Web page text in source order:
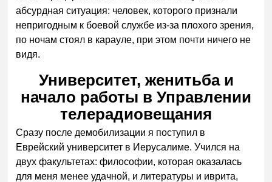
абсурдная ситуация: человек, которого признали
непригодным к боевой службе из-за плохого зрения,
по ночам стоял в карауле, при этом почти ничего не
видя.
Университет, женитьба и
начало работы в Управлении
телерадиовещания
Сразу после демобилизации я поступил в
Еврейский университет в Иерусалиме. Учился на
двух факультетах: философии, которая оказалась
для меня менее удачной, и литературы и иврита,